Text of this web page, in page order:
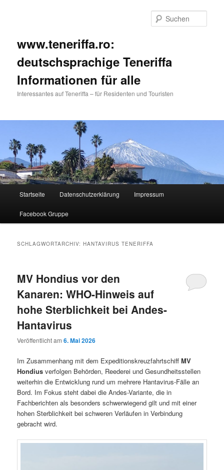
www.teneriffa.ro:
deutschsprachige Teneriffa
Informationen für alle
Interessantes auf Teneriffa – für Residenten und Touristen
Zum
primären
Zum
sekundären
Startseite Datenschutzerklärung Impressum
Facebook Gruppe
SCHLAGWORTARCHIV:HANTAVIRUS TENERIFFA
MV Hondius vor den
Kanaren: WHO-Hinweis auf
hohe Sterblichkeit bei Andes-
Hantavirus
Veröffentlicht am6. Mai 2026
Im Zusammenhang mit dem ExpeditionskreuzfahrtschiffMV
Hondius verfolgen Behörden, Reederei und Gesundheitsstellen
weiterhin die Entwicklung rund um mehrere Hantavirus-Fälle an
Bord. Im Fokus steht dabei die Andes-Variante, die in
Fachberichten als besonders schwerwiegend gilt und mit einer
hohen Sterblichkeit bei schweren Verläufen in Verbindung
gebracht wird.